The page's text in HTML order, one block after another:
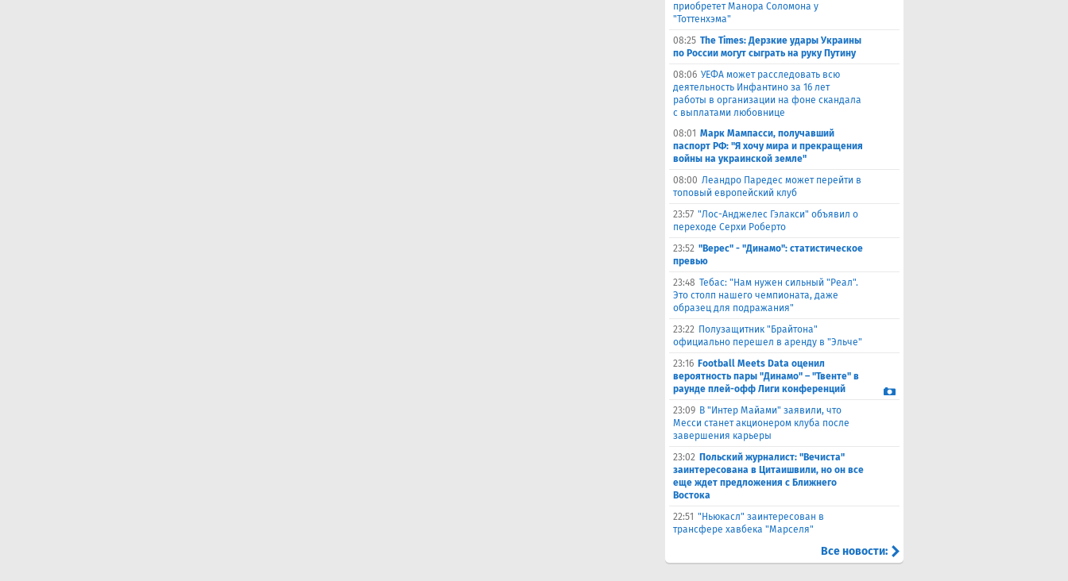
приобретет Манора Соломона у
"Тоттенхэма"
08:25 The Times: Дерзкие удары Украины
по России могут сыграть на руку Путину
08:06 УЕФА может расследовать всю
деятельность Инфантино за 16 лет
работы в организации на фоне скандала
с выплатами любовнице
08:01 Марк Мампасси, получавший
паспорт РФ: "Я хочу мира и прекращения
войны на украинской земле"
08:00 Леандро Паредес может перейти в
топовый европейский клуб
23:57 "Лос-Анджелес Гэлакси" объявил о
переходе Серхи Роберто
23:52 "Верес" - "Динамо": статистическое
превью
23:48 Тебас: "Нам нужен сильный "Реал".
Это столп нашего чемпионата, даже
образец для подражания"
23:22 Полузащитник "Брайтона"
официально перешел в аренду в "Эльче"
23:16 Football Meets Data оценил
вероятность пары "Динамо" – "Твенте" в
раунде плей-офф Лиги конференций
23:09 В "Интер Майами" заявили, что
Месси станет акционером клуба после
завершения карьеры
23:02 Польский журналист: "Вечиста"
заинтересована в Цитаишвили, но он все
еще ждет предложения с Ближнего
Востока
22:51 "Ньюкасл" заинтересован в
трансфере хавбека "Марселя"
Все новости: